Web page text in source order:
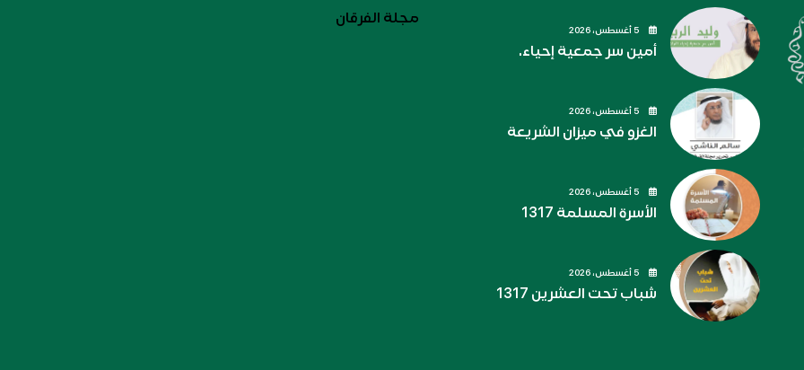
أمين سر جمعية إحياء.
الغزو في ميزان الشريعة
الأسرة المسلمة 1317
شباب تحت العشرين 1317
مجلة الفرقان